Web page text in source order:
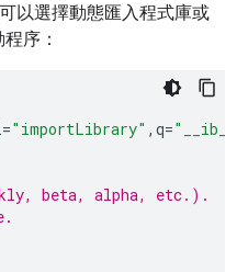
以選擇動態匯入程式庫或
序：
="importLibrary" , q="__ib__"
beta, alpha, etc.).